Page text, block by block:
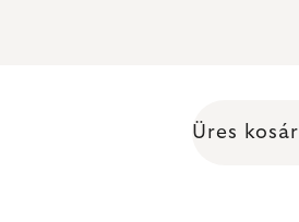
Üres kosár